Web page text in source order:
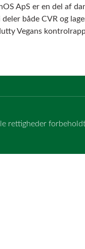
ApS er en del af
deler både CVR og
Vegans
rettigheder